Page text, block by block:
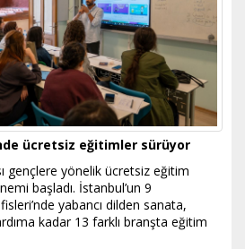
ücretsiz eğitimler sürüyor
gençlere yönelik ücretsiz eğitim
başladı. İstanbul’un 9
yabancı dilden sanata,
kadar 13 farklı branşta eğitim